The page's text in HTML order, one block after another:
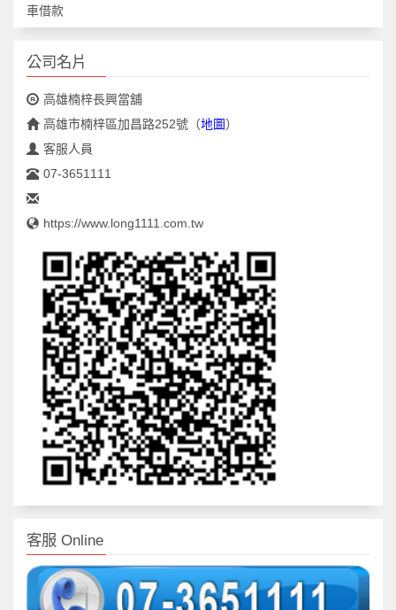
車借款
公司名片
高雄楠梓長興當舖
高雄市楠梓區加昌路252號 （地圖）
客服人員
07-3651111
https://www.long1111.com.tw
客服 Online